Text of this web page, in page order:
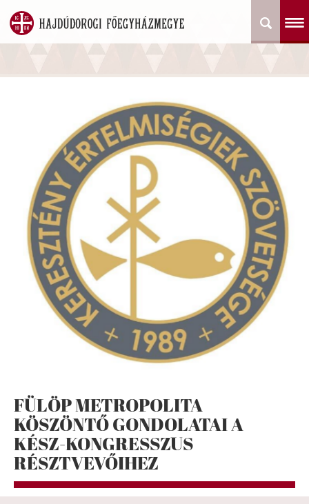
FÜLÖP METROPOLITA
KÖSZÖNTŐ GONDOLATAI A
KÉSZ-KONGRESSZUS
RÉSZTVEVŐIHEZ